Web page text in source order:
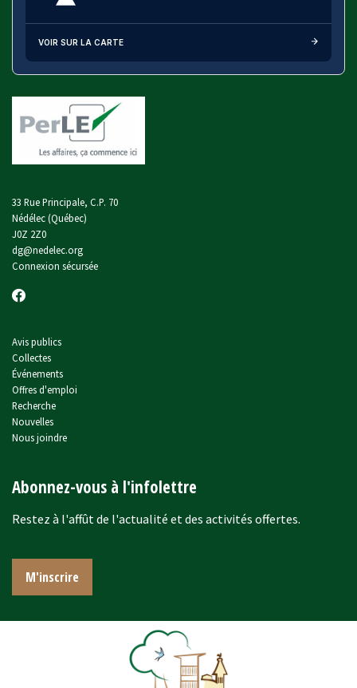
VOIR SUR LA CARTE
33 Rue Principale, C.P. 70
Nédélec (Québec)
J0Z 2Z0
dg@nedelec.org
Connexion sécursée
Avis publics
Collectes
Événements
Offres d'emploi
Recherche
Nouvelles
Nous joindre
Abonnez-vous à l'infolettre
Restez à l'affût de l'actualité et des activités offertes.
M'inscrire